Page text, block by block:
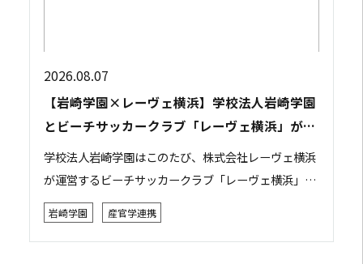
2026.08.07
【岩崎学園×レーヴェ横浜】学校法人岩崎学園
とビーチサッカークラブ「レーヴェ横浜」が包
括連携協定を締結
学校法人岩崎学園はこのたび、株式会社レーヴェ横浜
が運営するビーチサッカークラブ「レーヴェ横浜」と
包括連携協定を締結しました。 本協定は、双方がそれ
ぞれの強みや資源を活かしながら相互に連携・協力...
岩崎学園 産官学連携